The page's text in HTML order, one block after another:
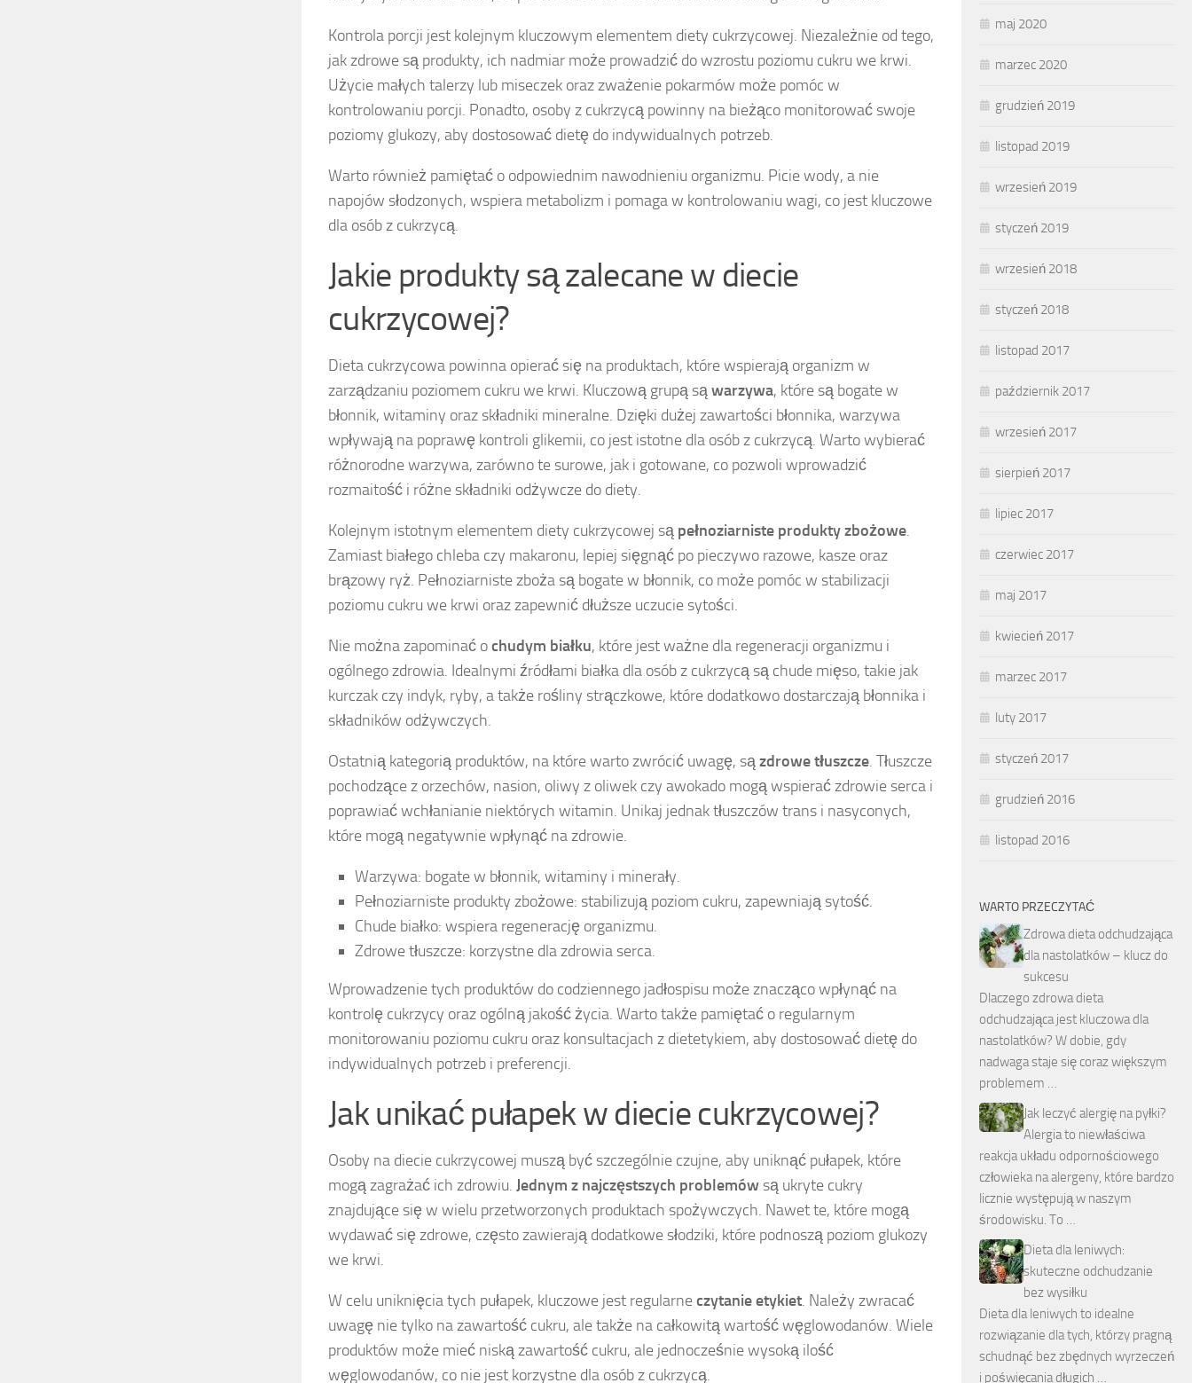
Kontrola porcji jest kolejnym kluczowym elementem diety cukrzycowej. Niezależnie od tego,
jak zdrowe są produkty, ich nadmiar może prowadzić do wzrostu poziomu cukru we krwi.
Użycie małych talerzy lub miseczek oraz zważenie pokarmów może pomóc w
kontrolowaniu porcji. Ponadto, osoby z cukrzycą powinny na bieżąco monitorować swoje
poziomy glukozy, aby dostosować dietę do indywidualnych potrzeb.
Warto również pamiętać o odpowiednim nawodnieniu organizmu. Picie wody, a nie
napojów słodzonych, wspiera metabolizm i pomaga w kontrolowaniu wagi, co jest kluczowe
dla osób z cukrzycą.
Jakie produkty są zalecane w diecie
cukrzycowej?
Dieta cukrzycowa powinna opierać się na produktach, które wspierają organizm w
zarządzaniu poziomem cukru we krwi. Kluczową grupą sąwarzywa, które są bogate w
błonnik, witaminy oraz składniki mineralne. Dzięki dużej zawartości błonnika, warzywa
wpływają na poprawę kontroli glikemii, co jest istotne dla osób z cukrzycą. Warto wybierać
różnorodne warzywa, zarówno te surowe, jak i gotowane, co pozwoli wprowadzić
rozmaitość i różne składniki odżywcze do diety.
Kolejnym istotnym elementem diety cukrzycowej są pełnoziarniste produkty zbożowe.
Zamiast białego chleba czy makaronu, lepiej sięgnąć po pieczywo razowe, kasze oraz
brązowy ryż. Pełnoziarniste zboża są bogate w błonnik, co może pomóc w stabilizacji
poziomu cukru we krwi oraz zapewnić dłuższe uczucie sytości.
Nie można zapominać ochudym białku, które jest ważne dla regeneracji organizmu i
ogólnego zdrowia. Idealnymi źródłami białka dla osób z cukrzycą są chude mięso, takie jak
kurczak czy indyk, ryby, a także rośliny strączkowe, które dodatkowo dostarczają błonnika i
składników odżywczych.
Ostatnią kategorią produktów, na które warto zwrócić uwagę, sązdrowe tłuszcze. Tłuszcze
pochodzące z orzechów, nasion, oliwy z oliwek czy awokado mogą wspierać zdrowie serca i
poprawiać wchłanianie niektórych witamin. Unikaj jednak tłuszczów trans i nasyconych,
które mogą negatywnie wpłynąć na zdrowie.
Warzywa: bogate w błonnik, witaminy i minerały.
Pełnoziarniste produkty zbożowe: stabilizują poziom cukru, zapewniają sytość.
Chude białko: wspiera regenerację organizmu.
Zdrowe tłuszcze: korzystne dla zdrowia serca.
Wprowadzenie tych produktów do codziennego jadłospisu może znacząco wpłynąć na
kontrolę cukrzycy oraz ogólną jakość życia. Warto także pamiętać o regularnym
monitorowaniu poziomu cukru oraz konsultacjach z dietetykiem, aby dostosować dietę do
indywidualnych potrzeb i preferencji.
Jak unikać pułapek w diecie cukrzycowej?
Osoby na diecie cukrzycowej muszą być szczególnie czujne, aby uniknąć pułapek, które
mogą zagrażać ich zdrowiu. Jednym z najczęstszych problemów są ukryte cukry
znajdujące się w wielu przetworzonych produktach spożywczych. Nawet te, które mogą
wydawać się zdrowe, często zawierają dodatkowe słodziki, które podnoszą poziom glukozy
we krwi.
W celu uniknięcia tych pułapek, kluczowe jest regularneczytanie etykiet. Należy zwracać
uwagę nie tylko na zawartość cukru, ale także na całkowitą wartość węglowodanów. Wiele
produktów może mieć niską zawartość cukru, ale jednocześnie wysoką ilość
węglowodanów, co nie jest korzystne dla osób z cukrzycą.
maj 2020
marzec 2020
grudzień 2019
listopad 2019
wrzesień 2019
styczeń 2019
wrzesień 2018
styczeń 2018
listopad 2017
październik 2017
wrzesień 2017
sierpień 2017
lipiec 2017
czerwiec 2017
maj 2017
kwiecień 2017
marzec 2017
luty 2017
styczeń 2017
grudzień 2016
listopad 2016
WARTO PRZECZYTAĆ
Zdrowa dieta odchudzająca
dla nastolatków – klucz do
sukcesu
Dlaczego zdrowa dieta
odchudzająca jest kluczowa dla
nastolatków? W dobie, gdy
nadwaga staje się coraz większym
problemem …
Jak leczyć alergię na pyłki?
Alergia to niewłaściwa
reakcja układu odpornościowego
człowieka na alergeny, które bardzo
licznie występują w naszym
środowisku. To …
Dieta dla leniwych:
skuteczne odchudzanie
bez wysiłku
Dieta dla leniwych to idealne
rozwiązanie dla tych, którzy pragną
schudnąć bez zbędnych wyrzeczeń
i poświęcania długich …